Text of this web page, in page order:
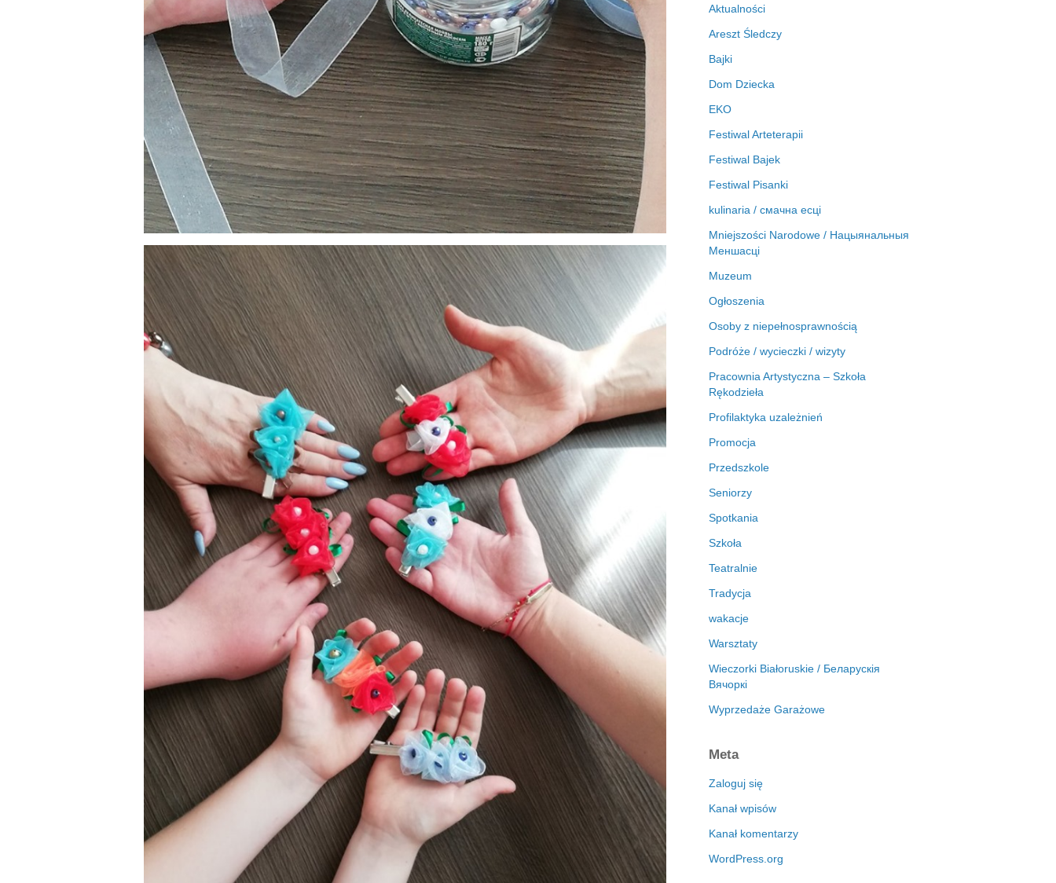
a
Aktualności
Areszt Śledczy
Bajki
Dom Dziecka
EKO
Festiwal Arteterapii
Festiwal Bajek
Festiwal Pisanki
kulinaria / смачна есці
Mniejszości Narodowe / Нацыянальныя
Меншасці
Muzeum
Ogłoszenia
Osoby z niepełnosprawnością
Podróże / wycieczki / wizyty
Pracownia Artystyczna – Szkoła
Rękodzieła
Profilaktyka uzależnień
Promocja
Przedszkole
Seniorzy
Spotkania
Szkoła
Teatralnie
Tradycja
wakacje
Warsztaty
Wieczorki Białoruskie / Беларускія
Вячоркі
Wyprzedaże Garażowe
Meta
Zaloguj się
Kanał wpisów
Kanał komentarzy
WordPress.org